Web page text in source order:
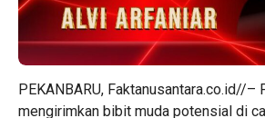
PEKANBARU, Faktanusantara.co.id//–
mengirimkan bibit muda potensial di